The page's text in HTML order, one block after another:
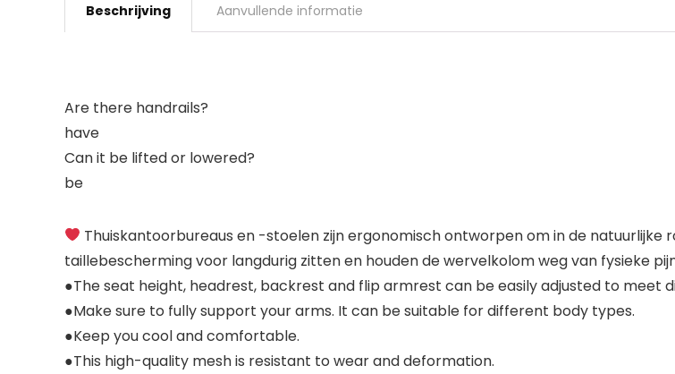
Beschrijving Aanvullende informatie
Are there handrails?
have
Can it be lifted or lowered?
be
Thuiskantoorbureaus en -stoelen zijn ergonomisch ontworpen om in de natuurlijke
taillebescherming voor langdurig zitten en houden de wervelkolom weg van fysieke
●The seat height, headrest, backrest and flip armrest can be easily adjusted to meet
●Make sure to fully support your arms. It can be suitable for different body types.
●Keep you cool and comfortable.
●This high-quality mesh is resistant to wear and deformation.